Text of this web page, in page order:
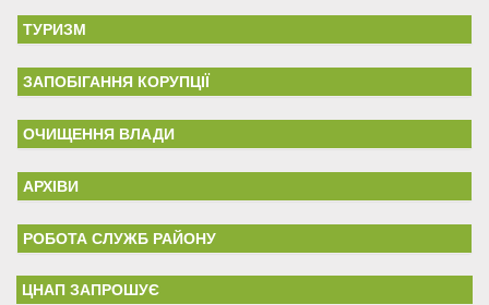
ТУРИЗМ
ЗАПОБІГАННЯ КОРУПЦІЇ
ОЧИЩЕННЯ ВЛАДИ
АРХІВИ
РОБОТА СЛУЖБ РАЙОНУ
ЦНАП ЗАПРОШУЄ